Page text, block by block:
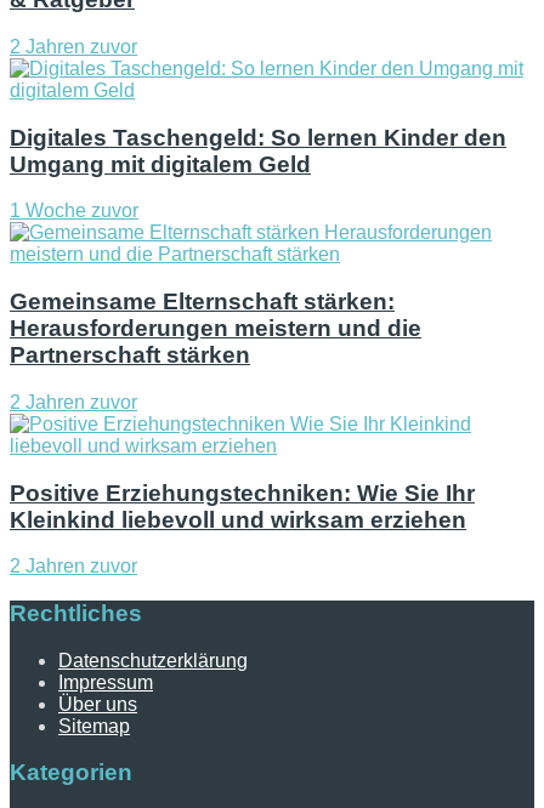
2 Jahren zuvor
Digitales Taschengeld: So lernen Kinder den
Umgang mit digitalem Geld
1 Woche zuvor
Gemeinsame Elternschaft stärken:
Herausforderungen meistern und die
Partnerschaft stärken
2 Jahren zuvor
Positive Erziehungstechniken: Wie Sie Ihr
Kleinkind liebevoll und wirksam erziehen
2 Jahren zuvor
Rechtliches
Datenschutzerklärung
Impressum
Über uns
Sitemap
Kategorien